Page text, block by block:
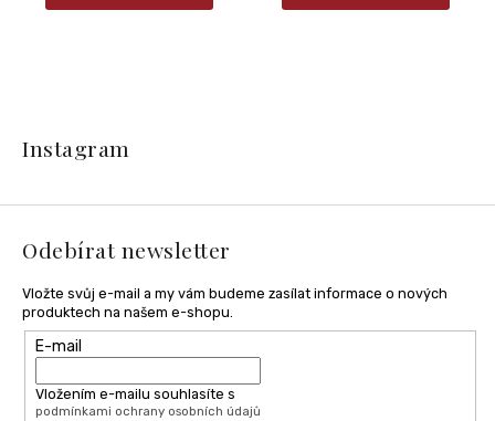
t
Instagram
Odebírat newsletter
Vložte svůj e-mail a my vám budeme zasílat informace o nových
produktech na našem e-shopu.
E-mail
Vložením e-mailu souhlasíte s
podmínkami ochrany osobních údajů